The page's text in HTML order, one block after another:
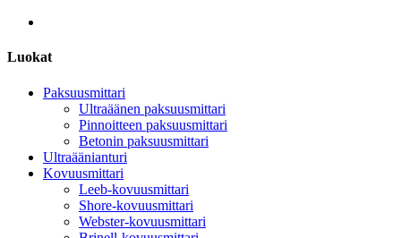
Luokat
Paksuusmittari
Ultraäänen paksuusmittari
Pinnoitteen paksuusmittari
Betonin paksuusmittari
Ultraäänianturi
Kovuusmittari
Leeb-kovuusmittari
Shore-kovuusmittari
Webster-kovuusmittari